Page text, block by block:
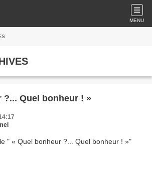
MENU
?... Quel bonheur ! »